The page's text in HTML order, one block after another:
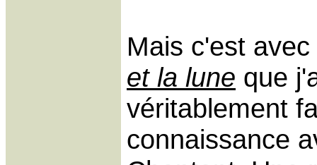
Mais c'est avec
et la lune que
véritablement
connaissance